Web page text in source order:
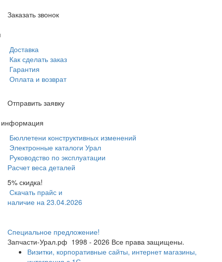
Заказать звонок
Доставка
Как сделать заказ
Гарантия
Оплата и возврат
Отправить заявку
информация
Бюллетени конструктивных изменений
Электронные каталоги Урал
Руководство по эксплуатации
Расчет веса деталей
5% скидка!
Скачать прайс и
наличие на 23.04.2026
Специальное предложение!
Запчасти-Урал.рф 1998 - 2026 Все права защищены.
Визитки, корпоративные сайты, интернет магазины,